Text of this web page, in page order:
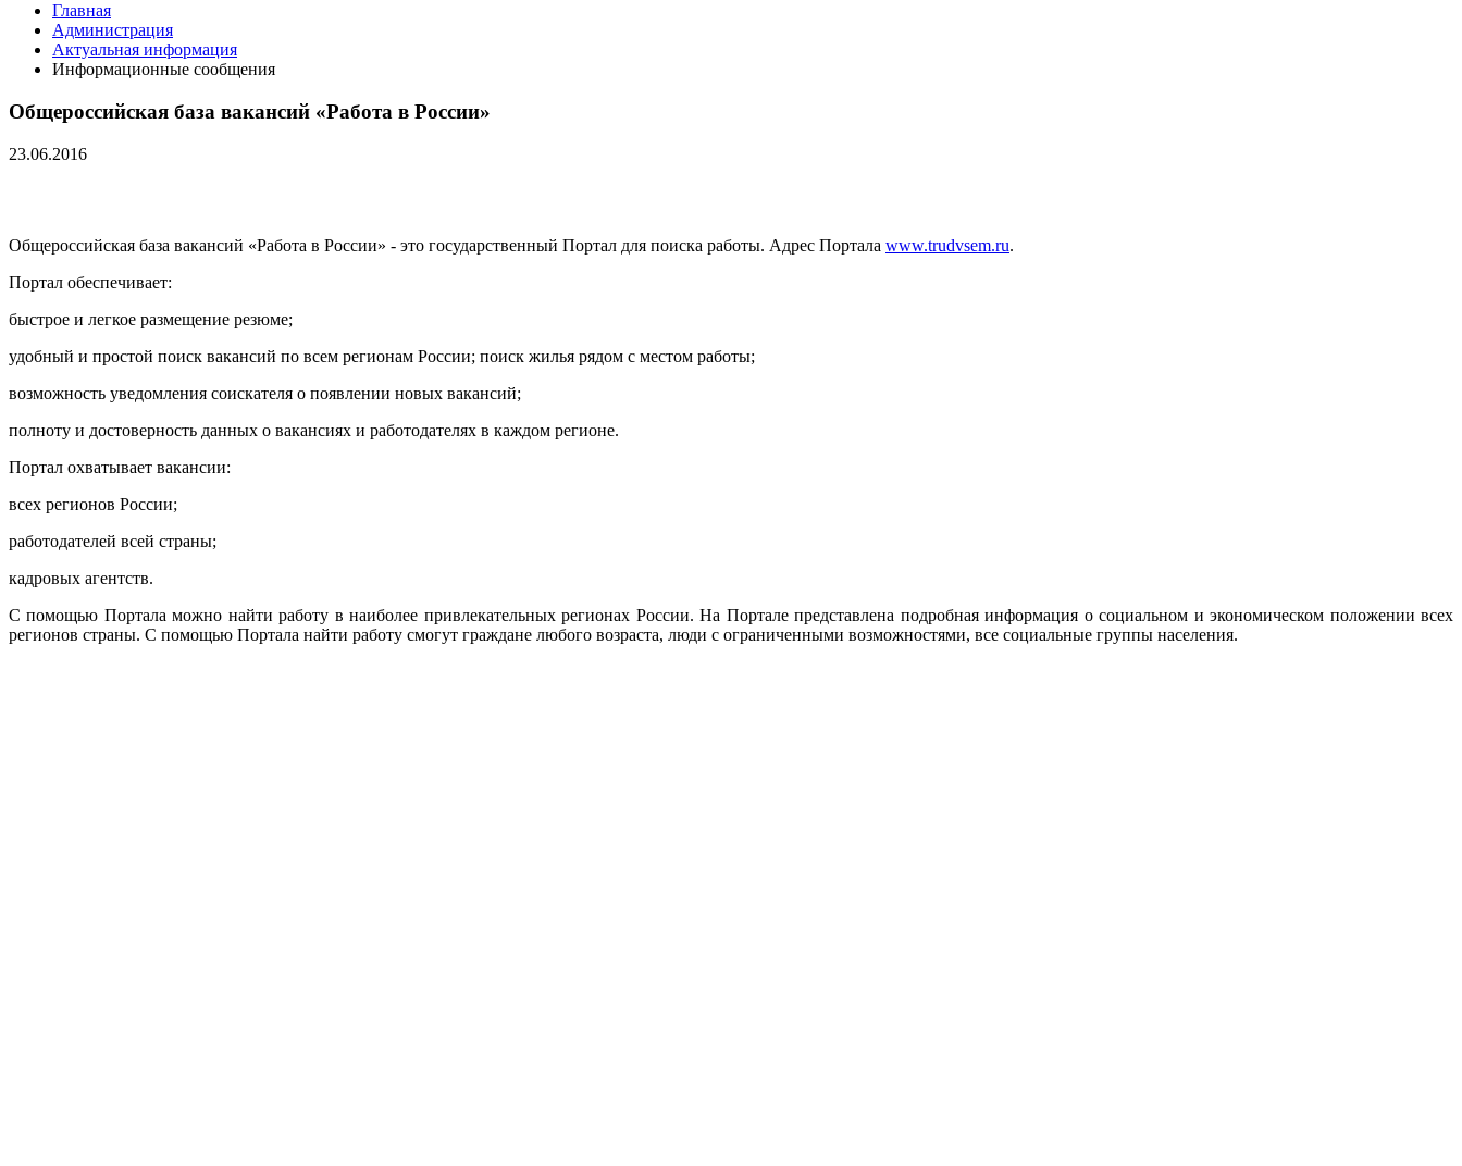
Главная
Администрация
Актуальная информация
Информационные сообщения
Общероссийская база вакансий «Работа в России»
23.06.2016
Общероссийская база вакансий «Работа в России» - это государственный Портал для поиска работы. Адрес Портала www.trudvsem.ru.
Портал обеспечивает:
быстрое и легкое размещение резюме;
удобный и простой поиск вакансий по всем регионам России; поиск жилья рядом с местом работы;
возможность уведомления соискателя о появлении новых вакансий;
полноту и достоверность данных о вакансиях и работодателях в каждом регионе.
Портал охватывает вакансии:
всех регионов России;
работодателей всей страны;
кадровых агентств.
С помощью Портала можно найти работу в наиболее привлекательных регионах России. На Портале представлена подробная информация о социальном и экономическом положении всех
регионов страны. С помощью Портала найти работу смогут граждане любого возраста, люди с ограниченными возможностями, все социальные группы населения.